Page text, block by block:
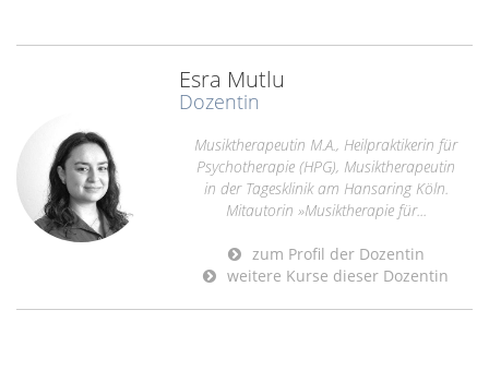
Esra Mutlu
Dozentin
Musiktherapeutin M.A., Heilpraktikerin für
Psychotherapie (HPG), Musiktherapeutin
in der Tagesklinik am Hansaring Köln.
Mitautorin »Musiktherapie für...
zum Profil der Dozentin
weitere Kurse dieser Dozentin